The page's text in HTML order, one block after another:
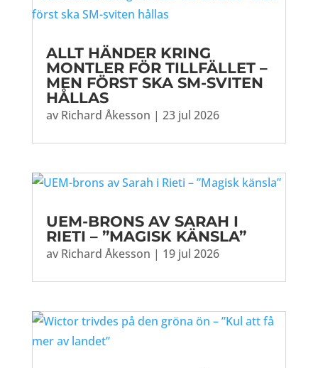
ALLT HÄNDER KRING
MONTLER FÖR TILLFÄLLET –
MEN FÖRST SKA SM-SVITEN
HÅLLAS
av Richard Åkesson | 23 jul 2026
UEM-BRONS AV SARAH I
RIETI – ”MAGISK KÄNSLA”
av Richard Åkesson | 19 jul 2026